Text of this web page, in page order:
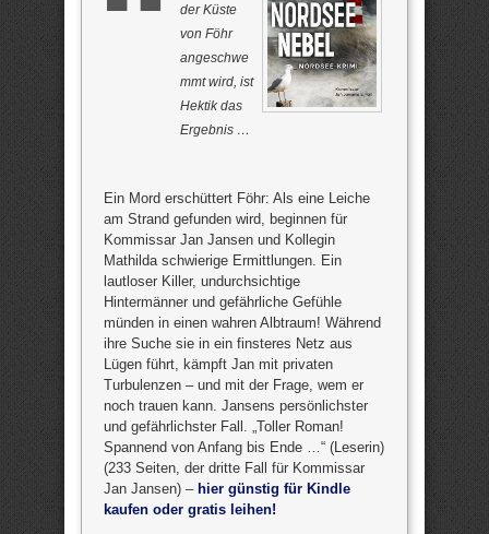
der Küste
von Föhr
angeschwe
mmt wird, ist
Hektik das
Ergebnis …
Ein Mord erschüttert Föhr: Als eine Leiche
am Strand gefunden wird, beginnen für
Kommissar Jan Jansen und Kollegin
Mathilda schwierige Ermittlungen. Ein
lautloser Killer, undurchsichtige
Hintermänner und gefährliche Gefühle
münden in einen wahren Albtraum! Während
ihre Suche sie in ein finsteres Netz aus
Lügen führt, kämpft Jan mit privaten
Turbulenzen – und mit der Frage, wem er
noch trauen kann. Jansens persönlichster
und gefährlichster Fall. „Toller Roman!
Spannend von Anfang bis Ende …“ (Leserin)
(233 Seiten, der dritte Fall für Kommissar
Jan Jansen) – hier günstig für Kindle
kaufen oder gratis leihen!